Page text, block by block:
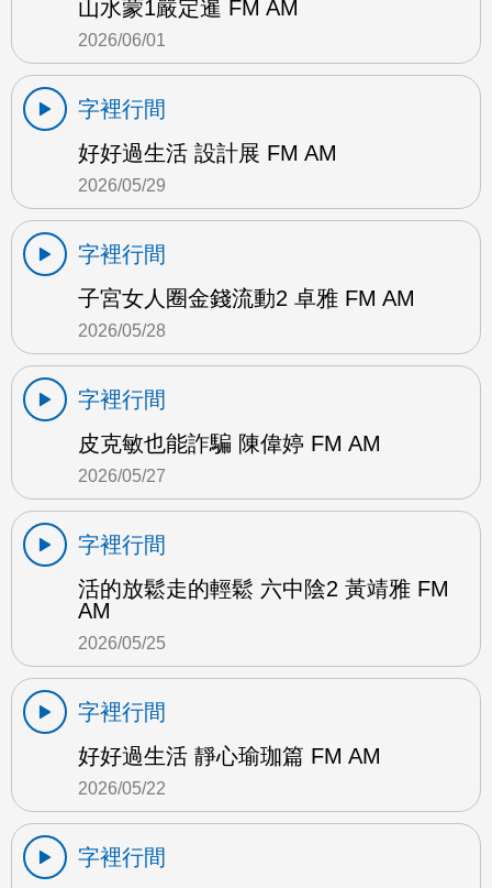
山水蒙1嚴定暹 FM AM
2026/06/01
字裡行間
好好過生活 設計展 FM AM
2026/05/29
字裡行間
子宮女人圈金錢流動2 卓雅 FM AM
2026/05/28
字裡行間
皮克敏也能詐騙 陳偉婷 FM AM
2026/05/27
字裡行間
活的放鬆走的輕鬆 六中陰2 黃靖雅 FM
AM
2026/05/25
字裡行間
好好過生活 靜心瑜珈篇 FM AM
2026/05/22
字裡行間